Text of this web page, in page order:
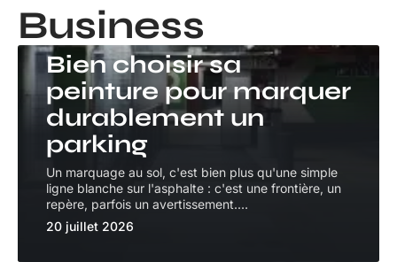
Business
BUSINESS
Bien choisir sa
peinture pour marquer
durablement un
parking
Un marquage au sol, c'est bien plus qu'une simple
ligne blanche sur l'asphalte : c'est une frontière, un
repère, parfois un avertissement.…
20 juillet 2026